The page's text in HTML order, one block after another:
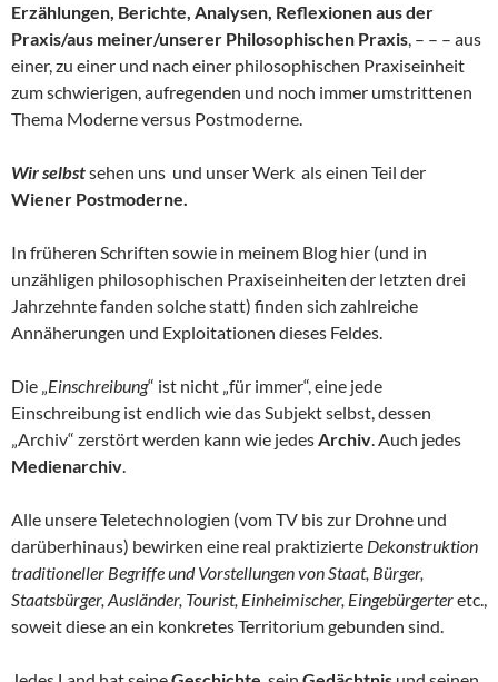
Erzählungen, Berichte, Analysen, Reflexionen aus der
Praxis/aus meiner/unserer Philosophischen Praxis, – – – aus
einer, zu einer und nach einer philosophischen Praxiseinheit
zum schwierigen, aufregenden und noch immer umstrittenen
Thema Moderne versus Postmoderne.
Wir selbstsehen uns und unser Werk als einen Teil der
Wiener Postmoderne.
In früheren Schriften sowie in meinem Blog hier (und in
unzähligen philosophischen Praxiseinheiten der letzten drei
Jahrzehnte fanden solche statt) finden sich zahlreiche
Annäherungen und Exploitationen dieses Feldes.
Die „Einschreibung“ ist nicht „für immer“, eine jede
Einschreibung ist endlich wie das Subjekt selbst, dessen
„Archiv“ zerstört werden kann wie jedesArchiv. Auch jedes
Medienarchiv.
Alle unsere Teletechnologien (vom TV bis zur Drohne und
darüberhinaus) bewirken eine real praktizierte Dekonstruktion
traditioneller Begriffe und Vorstellungen von Staat, Bürger,
Staatsbürger, Ausländer, Tourist, Einheimischer, Eingebürgerteretc.,
soweit diese an ein konkretes Territorium gebunden sind.